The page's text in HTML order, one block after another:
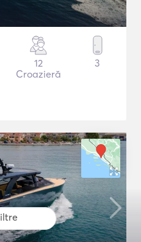
12
Croazieră
3